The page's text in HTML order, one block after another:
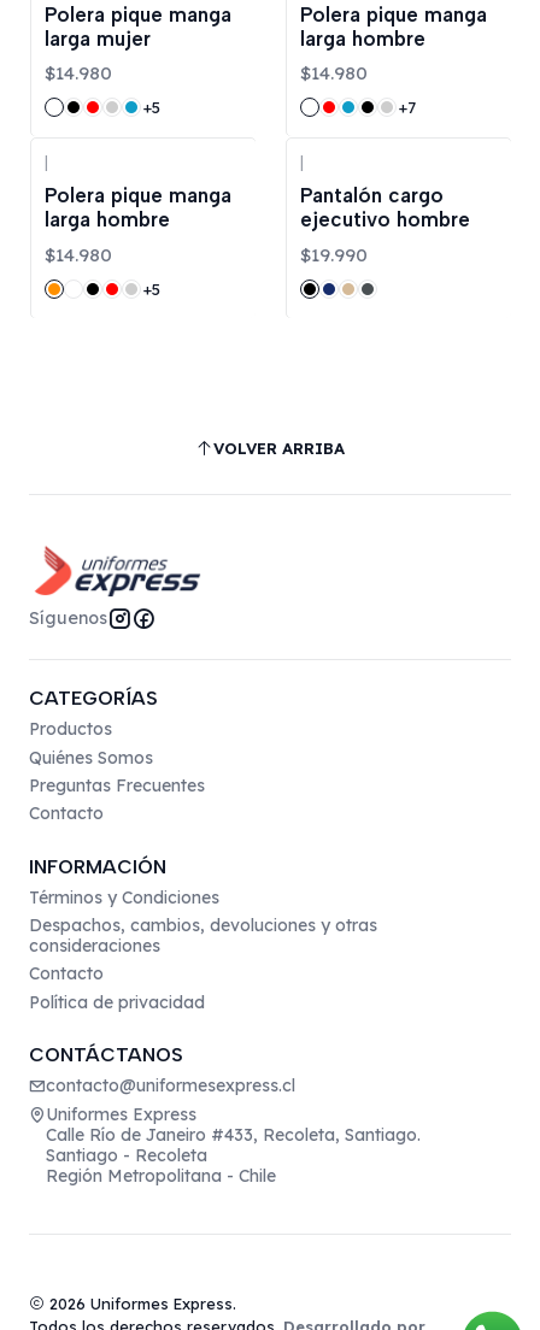
Polera pique manga
larga mujer
$14.980
+5
Polera pique manga
larga hombre
$14.980
+7
Polera pique manga
larga hombre
$14.980
+5
Pantalón cargo
ejecutivo hombre
$19.990
VOLVER ARRIBA
Síguenos
CATEGORÍAS
Productos
Quiénes Somos
Preguntas Frecuentes
Contacto
INFORMACIÓN
Términos y Condiciones
Despachos, cambios, devoluciones y otras
consideraciones
Contacto
Política de privacidad
CONTÁCTANOS
contacto@uniformesexpress.cl
Uniformes Express
Calle Río de Janeiro #433, Recoleta, Santiago.
Santiago - Recoleta
Región Metropolitana - Chile
2026 Uniformes Express.
Todos los derechos reservados. Desarrollado por